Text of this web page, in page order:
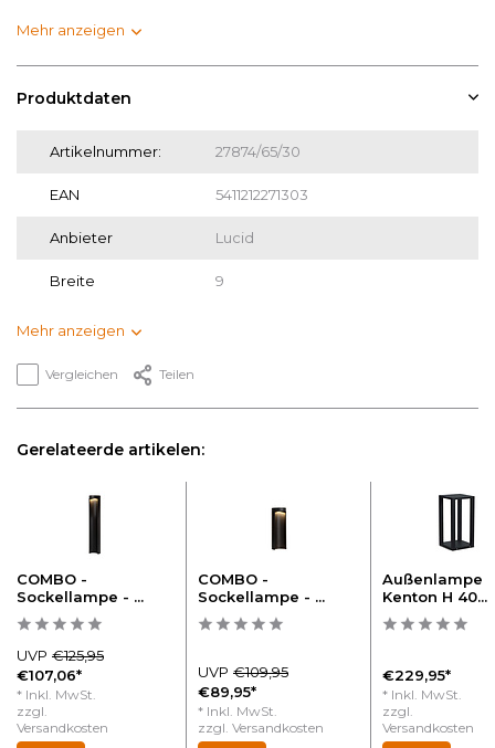
Mehr anzeigen
Produktdaten
Artikelnummer: 27874/65/30
EAN 5411212271303
Anbieter Lucid
Breite 9
Mehr anzeigen
Vergleichen Teilen
Gerelateerde artikelen:
COMBO -
Sockellampe - ...
UVP €125,95
€107,06*
* Inkl. MwSt.
zzgl.
Versandkosten
COMBO -
Sockellampe - ...
UVP €109,95
€89,95*
* Inkl. MwSt.
zzgl. Versandkosten
Außenlampe
Kenton H 40...
€229,95*
* Inkl. MwSt.
zzgl.
Versandkosten